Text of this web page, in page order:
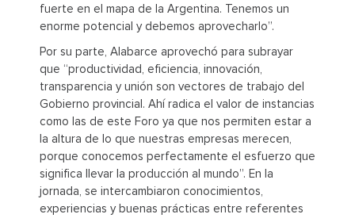
fuerte en el mapa de la Argentina. Tenemos un
enorme potencial y debemos aprovecharlo”.
Por su parte, Alabarce aprovechó para subrayar
que “productividad, eficiencia, innovación,
transparencia y unión son vectores de trabajo del
Gobierno provincial. Ahí radica el valor de instancias
como las de este Foro ya que nos permiten estar a
la altura de lo que nuestras empresas merecen,
porque conocemos perfectamente el esfuerzo que
significa llevar la producción al mundo”. En la
jornada, se intercambiaron conocimientos,
experiencias y buenas prácticas entre referentes